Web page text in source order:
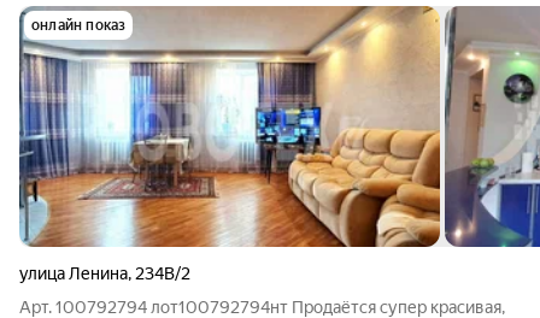
онлайн показ
улица Ленина, 234В/2
Арт. 100792794 лот100792794нт Продаётся супер красивая,